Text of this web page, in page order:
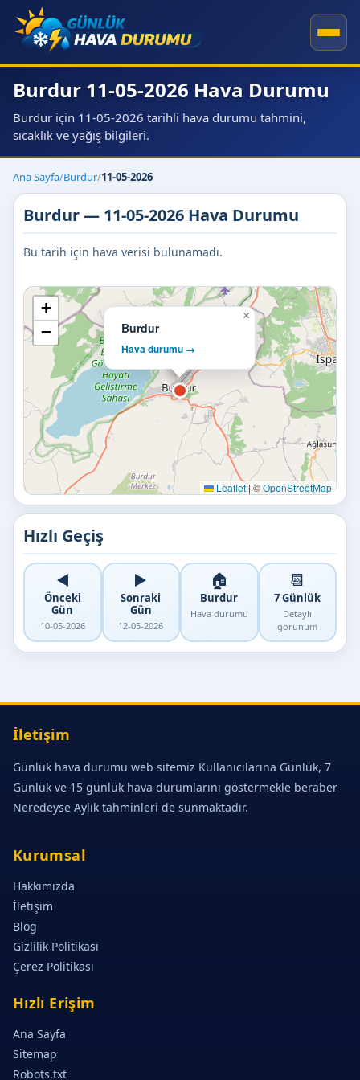
Burdur 11-05-2026 Hava Durumu
Burdur için 11-05-2026 tarihli hava durumu tahmini,
sıcaklık ve yağış bilgileri.
Ana Sayfa/Burdur/11-05-2026
Burdur — 11-05-2026 Hava Durumu
Bu tarih için hava verisi bulunamadı.
Burdur
Hava durumu →
×
+
−
Leaflet |©OpenStreetMap
Hızlı Geçiş
◀️
Önceki
Gün
10-05-2026
▶️
Sonraki
Gün
12-05-2026
🏠
Burdur
Hava durumu
📆
7 Günlük
Detaylı
görünüm
İletişim
Günlük hava durumu web sitemiz Kullanıcılarına Günlük, 7
Günlük ve 15 günlük hava durumlarını göstermekle beraber
Neredeyse Aylık tahminleri de sunmaktadır.
Kurumsal
Hakkımızda
İletişim
Blog
Gizlilik Politikası
Çerez Politikası
Hızlı Erişim
Ana Sayfa
Sitemap
Robots.txt